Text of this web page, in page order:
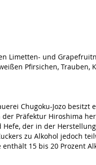
Limetten- und
Pfirsichen, Trauben,
Chugoku-Jozo besitzt
Präfektur Hiroshima
Hefe, der in der
zu Alkohol jedoch
15 bis 20 Prozent